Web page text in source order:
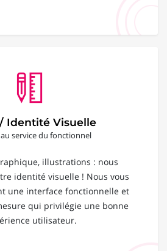
Identité Visuelle
service du fonctionnel
illustrations : nous
identité visuelle ! Nous vous
une interface fonctionnelle et
qui privilégie une bonne
utilisateur.